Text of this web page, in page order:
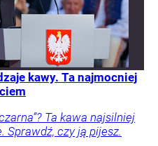
kawy. Ta najmocniej
Ta kawa najsilniej
Sprawdź, czy ją pijesz.